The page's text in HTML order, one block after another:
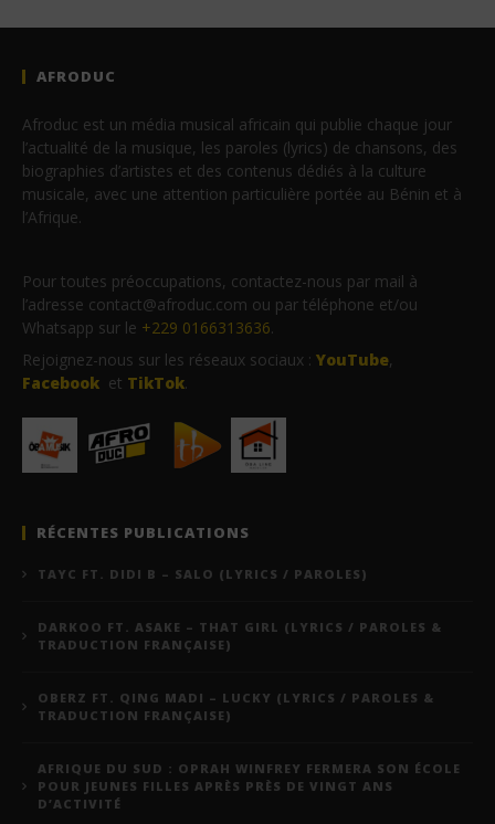
AFRODUC
Afroduc est un média musical africain qui publie chaque jour
l’actualité de la musique, les paroles (lyrics) de chansons, des
biographies d’artistes et des contenus dédiés à la culture
musicale, avec une attention particulière portée au Bénin et à
l’Afrique.
Pour toutes préoccupations, contactez-nous par mail à
l’adresse contact@afroduc.com ou par téléphone et/ou
Whatsapp sur le +229 0166313636.
Rejoignez-nous sur les réseaux sociaux : YouTube,
Facebook et TikTok.
RÉCENTES PUBLICATIONS
TAYC FT. DIDI B – SALO (LYRICS / PAROLES)
DARKOO FT. ASAKE – THAT GIRL (LYRICS / PAROLES &
TRADUCTION FRANÇAISE)
OBERZ FT. QING MADI – LUCKY (LYRICS / PAROLES &
TRADUCTION FRANÇAISE)
AFRIQUE DU SUD : OPRAH WINFREY FERMERA SON ÉCOLE
POUR JEUNES FILLES APRÈS PRÈS DE VINGT ANS
D’ACTIVITÉ